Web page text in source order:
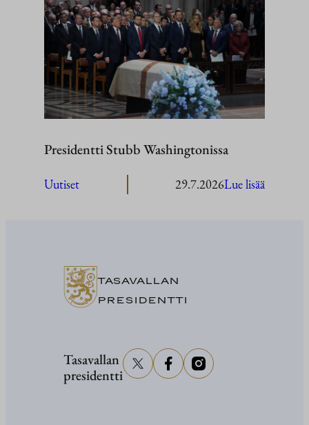
vierailee
Presidentti Stubb Washingtonissa
Uutiset 29.7.2026Lue lisää
TASAVALLAN
PRESIDENTTI
Tasavallan
presidentti